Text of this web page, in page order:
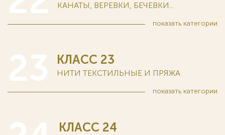
КАНАТЫ, ВЕРЕВКИ, БЕЧЕВКИ...
показать категории
КЛАСС 23
НИТИ ТЕКСТИЛЬНЫЕ И ПРЯЖА
показать категории
КЛАСС 24